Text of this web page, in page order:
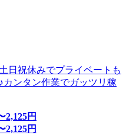
日祝休みでプライベートも
ンタン作業でガッツリ稼
2,125円
2,125円